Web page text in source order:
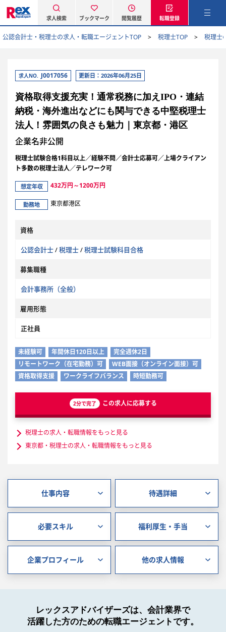
求人検索 ブックマーク 閲覧履歴 転職登録
公認会計士・税理士の求人・転職エージェントTOP 税理士TOP 税理士
求人NO. J0017056 更新日：2026年06月25日
資格取得支援充実！通常税務に加えIPO・連結
納税・海外進出などにも関与できる中堅税理士
法人！雰囲気の良さも魅力｜東京都・港区
企業名非公開
税理士試験合格1科目以上／経験不問／会計士応募可／上場クライアン
ト多数の税理士法人／テレワーク可
想定年収 432万円～1200万円
勤務地 東京都港区
資格
公認会計士/税理士/税理士試験科目合格
募集職種
会計事務所（全般）
雇用形態
正社員
未経験可 年間休日120日以上
完全週休2日
リモートワーク（在宅勤務）可
WEB面接（オンライン面接）可
資格取得支援
ワークライフバランス 時短勤務可
2分で完了 この求人に応募する
税理士の求人・転職情報をもっと見る
東京都・税理士の求人・転職情報をもっと見る
仕事内容 待遇詳細
必要スキル 福利厚生・手当
企業プロフィール 他の求人情報
レックスアドバイザーズは、会計業界で
活躍した方のための転職エージェントです。